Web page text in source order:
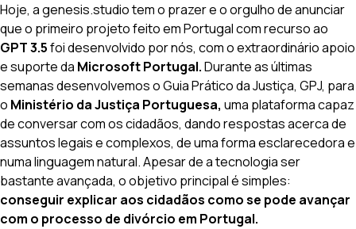
Hoje, a genesis.studio tem o prazer e o orgulho de anunciar
que o primeiro projeto feito em Portugal com recurso ao
GPT 3.5foi desenvolvido por nós, com o extraordinário apoio
e suporte da Microsoft Portugal.Durante as últimas
semanas desenvolvemos o Guia Prático da Justiça, GPJ, para
o Ministério da Justiça Portuguesa, uma plataforma capaz
de conversar com os cidadãos, dando respostas acerca de
assuntos legais e complexos, de uma forma esclarecedora e
numa linguagem natural. Apesar de a tecnologia ser
bastante avançada, o objetivo principal é simples:
conseguir explicar aos cidadãos como se pode avançar
com o processo de divórcio em Portugal.